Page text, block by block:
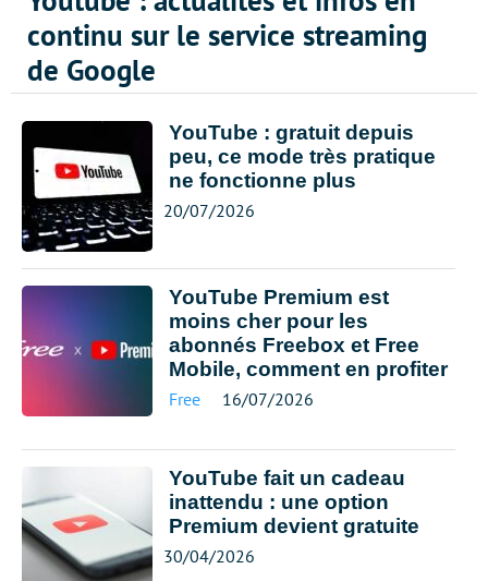
continu sur le service streaming
de Google
YouTube : gratuit depuis
peu, ce mode très pratique
ne fonctionne plus
20/07/2026
YouTube Premium est
moins cher pour les
abonnés Freebox et Free
Mobile, comment en profiter
Free 16/07/2026
YouTube fait un cadeau
inattendu : une option
Premium devient gratuite
30/04/2026